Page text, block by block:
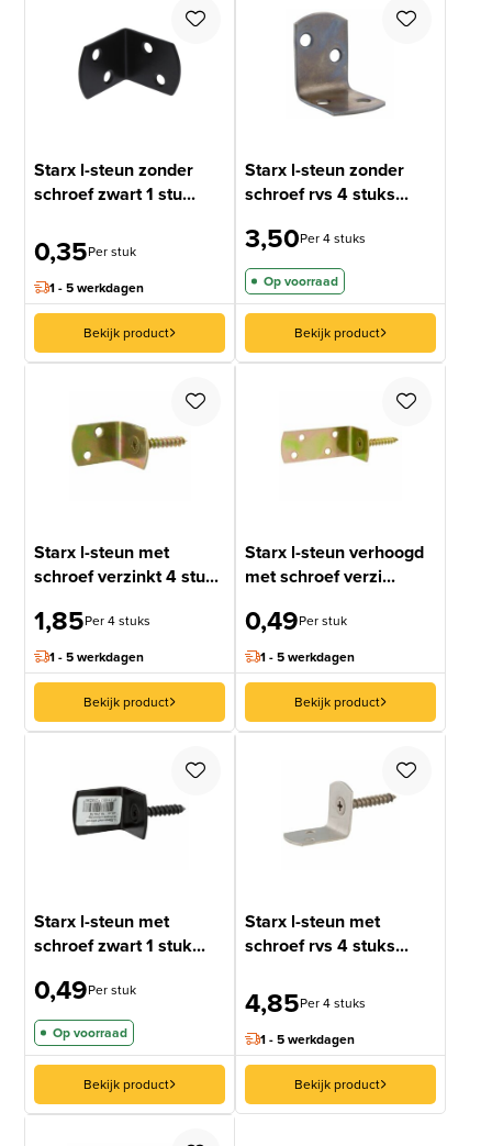
Starx l-steun zonder
schroef zwart 1 stu...
0,35Per stuk
1 - 5 werkdagen
Bekijk product
Starx l-steun zonder
schroef rvs 4 stuks...
3,50Per 4 stuks
Op voorraad
Bekijk product
Starx l-steun met
schroef verzinkt 4 stu...
1,85Per 4 stuks
1 - 5 werkdagen
Bekijk product
Starx l-steun verhoogd
met schroef verzi...
0,49Per stuk
1 - 5 werkdagen
Bekijk product
Starx l-steun met
schroef zwart 1 stuk...
0,49Per stuk
Op voorraad
Bekijk product
Starx l-steun met
schroef rvs 4 stuks...
4,85Per 4 stuks
1 - 5 werkdagen
Bekijk product